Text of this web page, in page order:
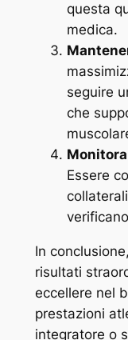
questa
medica.
seguire
che
Essere
In
risultati
eccellere nel
prestazioni
integratore o